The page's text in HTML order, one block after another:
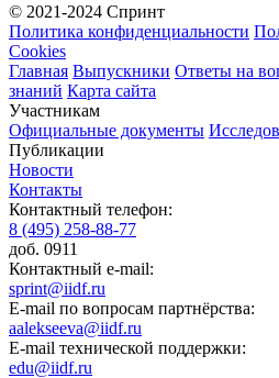
© 2021-2024 Спринт
Политика конфиденциальности
Cookies
Главная Выпускники Ответы на
знаний Карта сайта
Участникам
Официальные документы
Публикации
Новости
Контакты
Контактный телефон:
8 (495) 258-88-77
доб. 0911
Контактный e-mail:
sprint@iidf.ru
E-mail по вопросам партнёрства:
aalekseeva@iidf.ru
E-mail технической поддержки:
edu@iidf.ru